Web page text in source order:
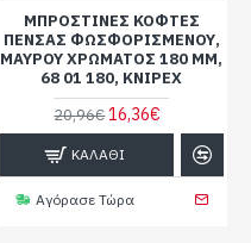
ΜΠΡΟΣΤΙΝΈΣ ΚΌΦΤΕΣ
ΠΈΝΣΑΣ ΦΩΣΦΟΡΙΣΜΈΝΟΥ,
ΜΑΎΡΟΥ ΧΡΏΜΑΤΟΣ 180 MM,
68 01 180, KNIPEX
20,96€16,36€
ΚΑΛΆΘΙ
Αγόρασε Τώρα